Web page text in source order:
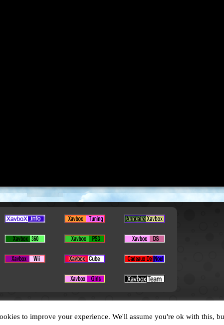
Designed byXavFun .
to improve your experience. We'll assume you're ok with this,